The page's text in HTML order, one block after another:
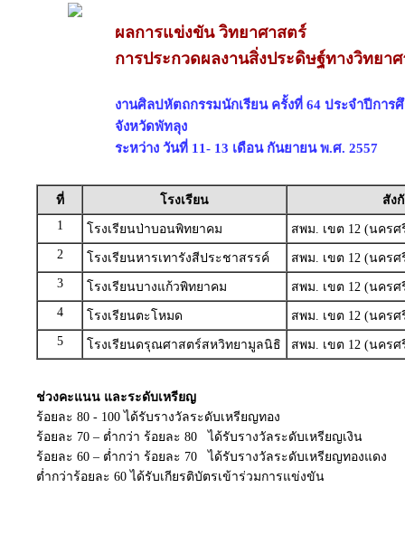
ผลการแข่งขัน วิทยาศาสตร์
การประกวดผลงานสิ่งประดิษฐ์ทางวิทยา
งานศิลปหัตถกรรมนักเรียน ครั้งที่ 64 ประจำปีการ
จังหวัดพัทลุง
ระหว่าง วันที่ 11- 13 เดือน กันยายน พ.ศ. 2557
ที่ โรงเรียน
สัง
1
โรงเรียนป่าบอนพิทยาคม
สพม. เขต 12 (นคร
2
โรงเรียนหารเทารังสีประชาสรรค์
สพม. เขต 12 (นคร
3
โรงเรียนบางแก้วพิทยาคม
สพม. เขต 12 (นคร
4
โรงเรียนตะโหมด
สพม. เขต 12 (นคร
5
โรงเรียนดรุณศาสตร์สหวิทยามูลนิธิ สพม. เขต 12 (นคร
ช่วงคะแนน และระดับเหรียญ
ร้อยละ 80 - 100 ได้รับรางวัลระดับเหรียญทอง
ร้อยละ 70 – ต่ำกว่า ร้อยละ 80 ได้รับรางวัลระดับเหรียญเงิน
ร้อยละ 60 – ต่ำกว่า ร้อยละ 70 ได้รับรางวัลระดับเหรียญทองแดง
ต่ำกว่าร้อยละ 60 ได้รับเกียรติบัตรเข้าร่วมการแข่งขัน